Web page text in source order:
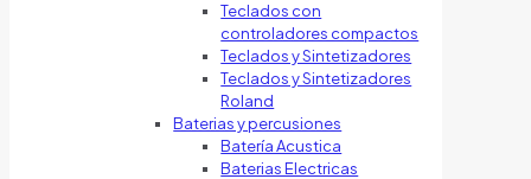
Teclados con
controladores compactos
Teclados y Sintetizadores
Teclados y Sintetizadores
Roland
Baterias y percusiones
Batería Acustica
Baterias Electricas